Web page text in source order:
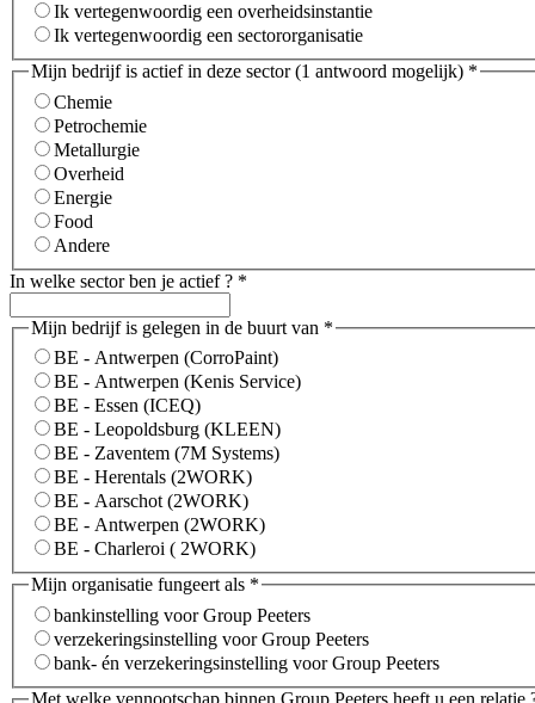
Ik vertegenwoordig een overheidsinstantie
Ik vertegenwoordig een sectororganisatie
Mijn bedrijf is actief in deze sector (1 antwoord mogelijk) *
Chemie
Petrochemie
Metallurgie
Overheid
Energie
Food
Andere
In welke sector ben je actief ? *
Mijn bedrijf is gelegen in de buurt van *
BE - Antwerpen (CorroPaint)
BE - Antwerpen (Kenis Service)
BE - Essen (ICEQ)
BE - Leopoldsburg (KLEEN)
BE - Zaventem (7M Systems)
BE - Herentals (2WORK)
BE - Aarschot (2WORK)
BE - Antwerpen (2WORK)
BE - Charleroi ( 2WORK)
Mijn organisatie fungeert als *
bankinstelling voor Group Peeters
verzekeringsinstelling voor Group Peeters
bank- én verzekeringsinstelling voor Group Peeters
Met welke vennootschap binnen Group Peeters heeft u een